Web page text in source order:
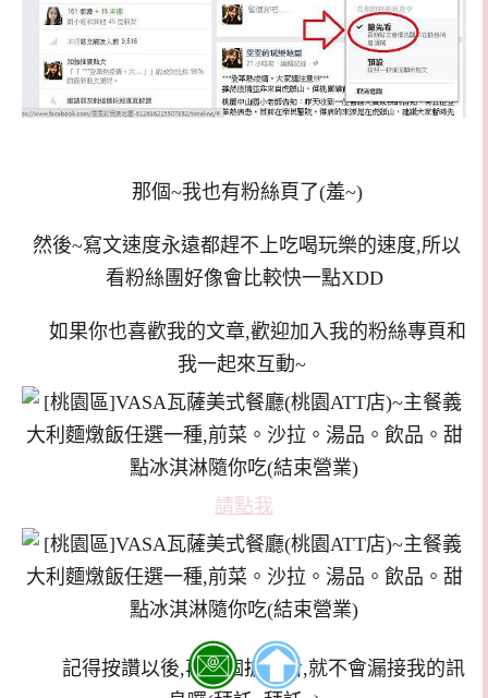
那個~我也有粉絲頁了(羞~)
然後~寫文速度永遠都趕不上吃喝玩樂的速度,所以
看粉絲團好像會比較快一點XDD
如果你也喜歡我的文章,歡迎加入我的粉絲專頁和
我一起來互動~
請點我
記得按讚以後,再點個搶先看,就不會漏接我的訊